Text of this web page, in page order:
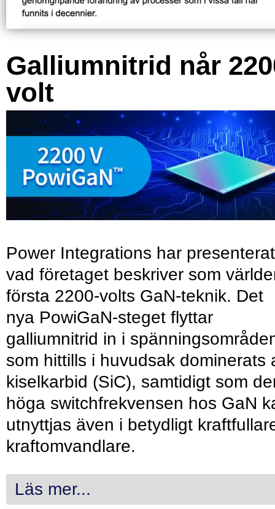
Galliumnitrid når
volt
Power Integrations har presenterat
vad företaget beskriver som
första 2200-volts GaN-teknik. Det
nya PowiGaN-steget flyttar
galliumnitrid in i
som hittills i huvudsak dominerats
kiselkarbid (SiC), samtidigt som
höga switchfrekvensen hos GaN
utnyttjas även i betydligt
kraftomvandlare.
Läs mer...